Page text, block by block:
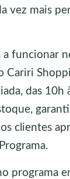
vez mais
a funcionar
Cariri
das 10h
clientes
programa